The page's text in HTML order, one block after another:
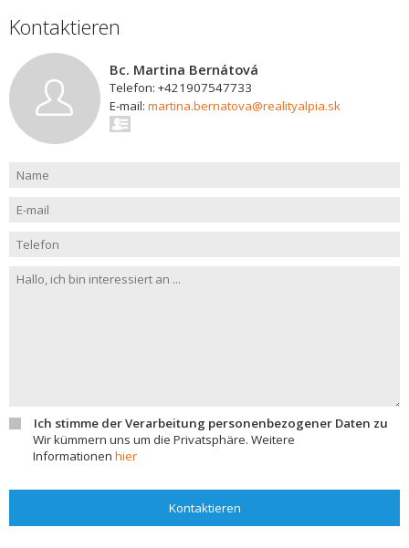
Kontaktieren
Bc. Martina Bernátová
Telefon: +421907547733
E-mail: martina.bernatova@realityalpia.sk
Ich stimme der Verarbeitung personenbezogener Daten zu
Wir kümmern uns um die Privatsphäre. Weitere
Informationen hier
Kontaktieren